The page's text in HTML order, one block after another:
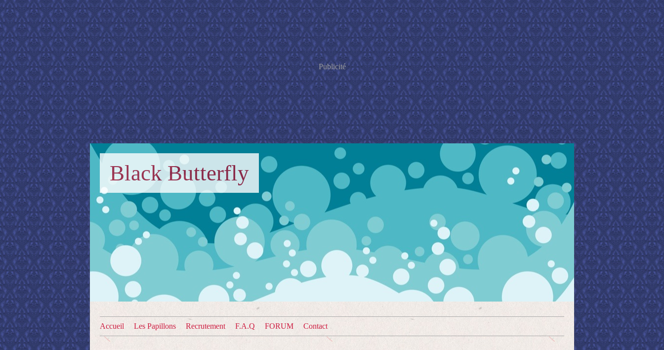
Publicité
Black Butterfly
Accueil Les Papillons Recrutement F.A.Q FORUM Contact